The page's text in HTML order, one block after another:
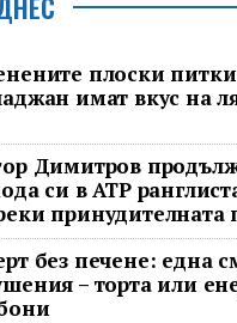
плоски
имат вкус на
Димитров
си в ATP
принудителната
без печене: една
– торта или